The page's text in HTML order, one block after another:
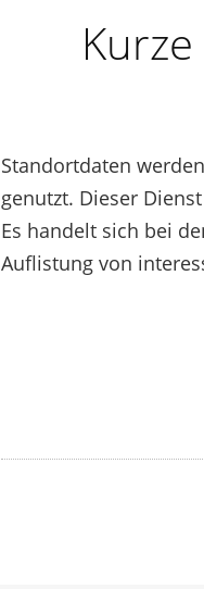
Standortdaten
genutzt. Dieser
Es handelt sich bei
Auflistung von